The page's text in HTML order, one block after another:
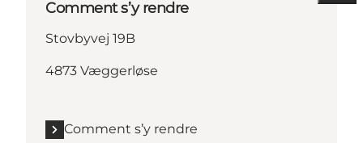
Comment s’y rendre
Stovbyvej 19B
4873 Væggerløse
Comment s’y rendre